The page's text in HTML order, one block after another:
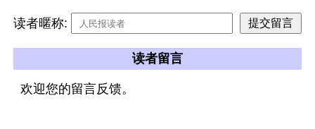
读者暱称:
读者留言
欢迎您的留言反馈。